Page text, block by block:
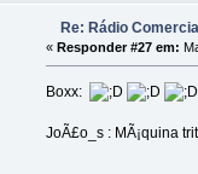
Re: Rádio
« Responder #27 em:
Boxx:
JoÃ£o_s : MÃ¡quina